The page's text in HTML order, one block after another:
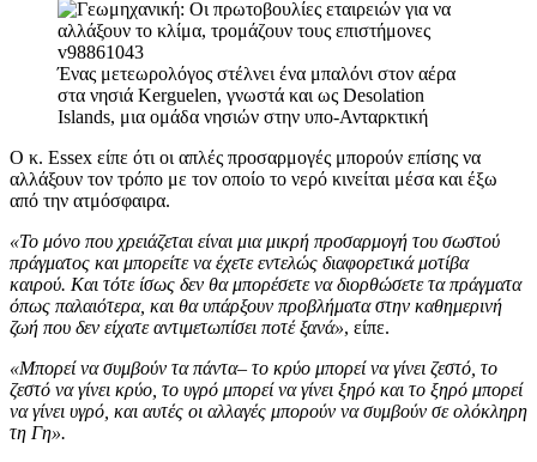
Ένας μετεωρολόγος στέλνει ένα μπαλόνι στον αέρα
στα νησιά Kerguelen, γνωστά και ως Desolation
Islands, μια ομάδα νησιών στην υπο-Ανταρκτική
Ο κ. Essex είπε ότι οι απλές προσαρμογές μπορούν επίσης να
αλλάξουν τον τρόπο με τον οποίο το νερό κινείται μέσα και έξω
από την ατμόσφαιρα.
«Το μόνο που χρειάζεται είναι μια μικρή προσαρμογή του σωστού
πράγματος και μπορείτε να έχετε εντελώς διαφορετικά μοτίβα
καιρού. Και τότε ίσως δεν θα μπορέσετε να διορθώσετε τα πράγματα
όπως παλαιότερα, και θα υπάρξουν προβλήματα στην καθημερινή
ζωή που δεν είχατε αντιμετωπίσει ποτέ ξανά», είπε.
«Μπορεί να συμβούν τα πάντα– το κρύο μπορεί να γίνει ζεστό, το
ζεστό να γίνει κρύο, το υγρό μπορεί να γίνει ξηρό και το ξηρό μπορεί
να γίνει υγρό, και αυτές οι αλλαγές μπορούν να συμβούν σε ολόκληρη
τη Γη».